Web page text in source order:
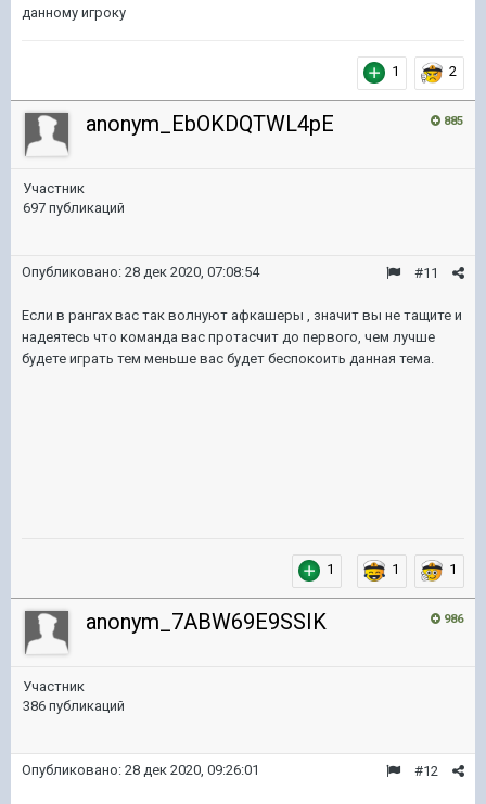
данному игроку
1 2
885
anonym_EbOKDQTWL4pE
Участник
697 публикаций
#11
Опубликовано: 28 дек 2020, 07:08:54
Если в рангах вас так волнуют афкашеры , значит вы не тащите и
надеятесь что команда вас протасчит до первого, чем лучше
будете играть тем меньше вас будет беспокоить данная тема.
1 1 1
986
anonym_7ABW69E9SSIK
Участник
386 публикаций
#12
Опубликовано: 28 дек 2020, 09:26:01